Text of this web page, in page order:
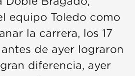
equipo Toledo como
la carrera, los 17
de ayer lograron
diferencia, ayer